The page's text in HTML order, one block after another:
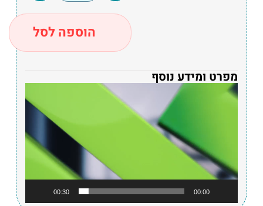
הוספה לסל
מפרט ומידע נוסף
נגן
00:00
00:30